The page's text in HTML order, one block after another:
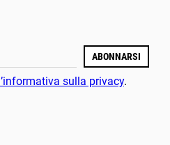
ABONNARSI
l’informativa sulla privacy.